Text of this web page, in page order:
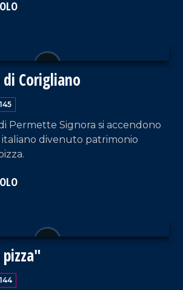
Corigliano
Permette Signora si accendono
divenuto patrimonio